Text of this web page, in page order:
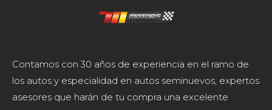
Contamos con 30 años de experiencia en el ramo de
los autos y especialidad en autos seminuevos, expertos
asesores que harán de tu compra una excelente